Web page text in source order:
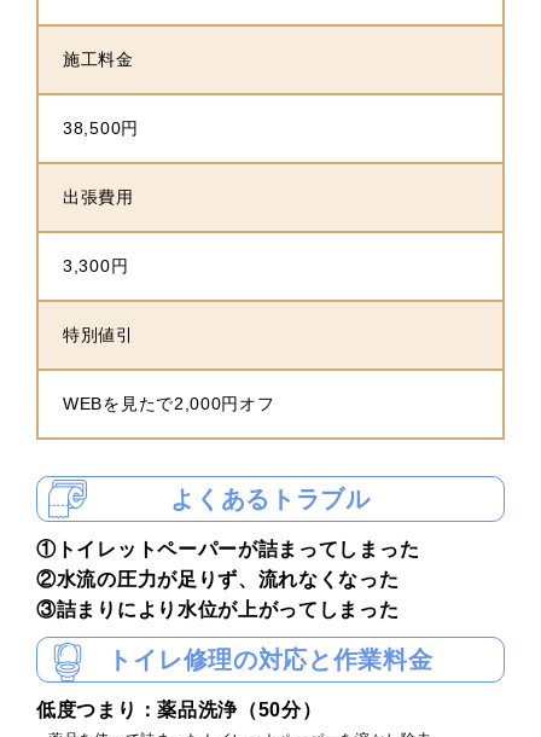
施工料金
38,500円
出張費用
3,300円
特別値引
WEBを見たで2,000円オフ
よくあるトラブル
①トイレットペーパーが詰まってしまった
②水流の圧力が足りず、流れなくなった
③詰まりにより水位が上がってしまった
トイレ修理の対応と作業料金
低度つまり：薬品洗浄（50分）